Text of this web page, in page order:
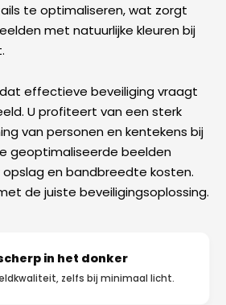
te optimaliseren, wat zorgt
met natuurlijke kleuren bij
effectieve beveiliging vraagt
U profiteert van een sterk
van personen en kentekens bij
geoptimaliseerde beelden
en bandbreedte kosten.
de juiste beveiligingsoplossing.
in het donker
zelfs bij minimaal licht.